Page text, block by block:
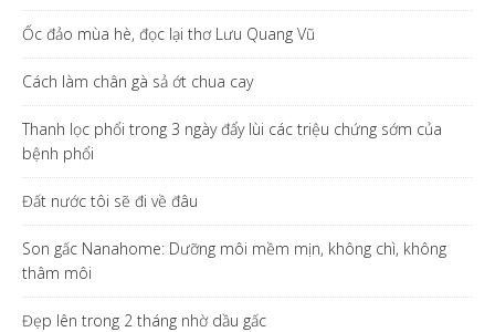
Ốc đảo mùa hè, đọc lại thơ Lưu Quang Vũ
Cách làm chân gà sả ớt chua cay
Thanh lọc phổi trong 3 ngày đẩy lùi các triệu chứng sớm của
bệnh phổi
Đất nước tôi sẽ đi về đâu
Son gấc Nanahome: Dưỡng môi mềm mịn, không chì, không
thâm môi
Đẹp lên trong 2 tháng nhờ dầu gấc